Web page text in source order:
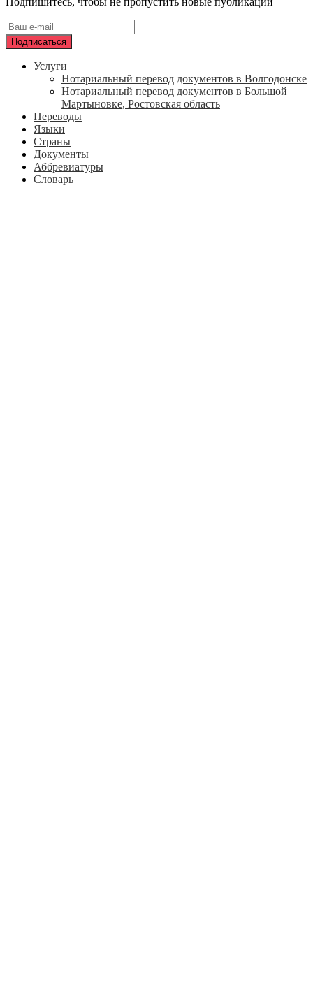
Услуги
Нотариальный перевод документов в Волгодонске
Нотариальный перевод документов в Большой
Мартыновке, Ростовская область
Переводы
Языки
Страны
Документы
Аббревиатуры
Словарь